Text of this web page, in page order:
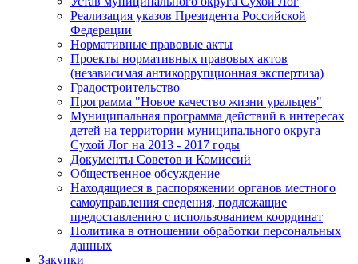
Реализация указов Президента Российской
Федерации
Нормативные правовые акты
Проекты нормативных правовых актов
(независимая антикоррупционная экспертиза)
Градостроительство
Программа "Новое качество жизни уральцев"
Муниципальная программа действий в интересах
детей на территории муниципального округа
Сухой Лог на 2013 - 2017 годы
Документы Советов и Комиссий
Общественное обсуждение
Находящиеся в распоряжении органов местного
самоуправления сведения, подлежащие
предоставлению с использованием координат
Политика в отношении обработки персональных
данных
Закупки